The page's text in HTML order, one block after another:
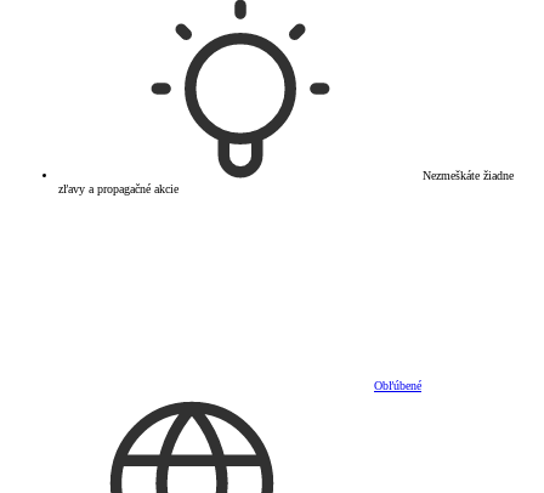
Nezmeškáte žiadne
zľavy a propagačné akcie
Obľúbené